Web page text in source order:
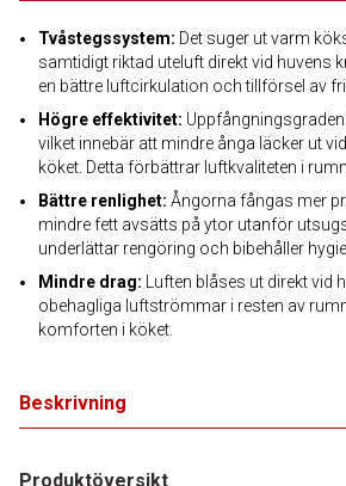
Tvåstegssystem: Det suger ut varm
samtidigt riktad uteluft direkt vid huvens
en bättre luftcirkulation och tillförsel av
Högre effektivitet:
vilket innebär att mindre ånga läcker ut
köket. Detta förbättrar luftkvaliteten i
Bättre renlighet: Ångorna fångas mer
mindre fett avsätts på ytor utanför
underlättar rengöring och bibehåller
Mindre drag: Luften blåses ut direkt vid
obehagliga luftströmmar i resten av
komforten i köket.
Beskrivning
Produktöversikt